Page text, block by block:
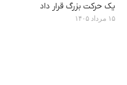
یک حرکت بزرگ قرار داد
۱۵ مرداد ۱۴۰۵